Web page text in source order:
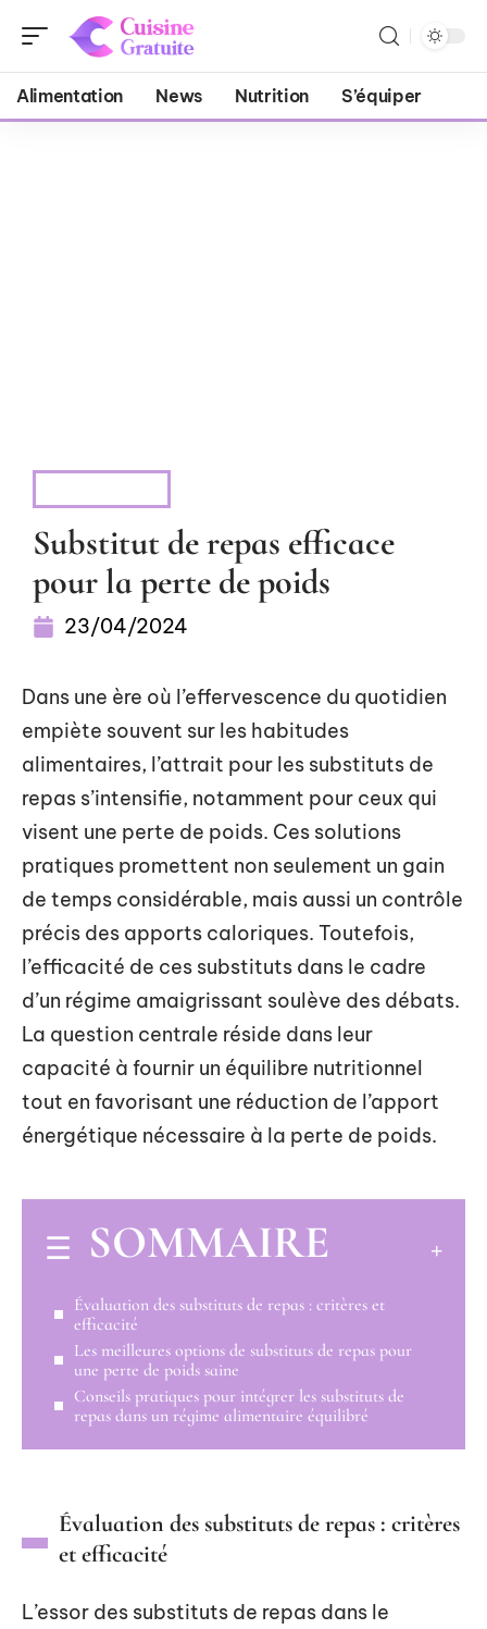
Alimentation News Nutrition S’équiper
Substitut de repas efficace
pour la perte de poids
23/04/2024
Dans une ère où l’effervescence du quotidien
empiète souvent sur les habitudes
alimentaires, l’attrait pour les substituts de
repas s’intensifie, notamment pour ceux qui
visent une perte de poids. Ces solutions
pratiques promettent non seulement un gain
de temps considérable, mais aussi un contrôle
précis des apports caloriques. Toutefois,
l’efficacité de ces substituts dans le cadre
d’un régime amaigrissant soulève des débats.
La question centrale réside dans leur
capacité à fournir un équilibre nutritionnel
tout en favorisant une réduction de l’apport
énergétique nécessaire à la perte de poids.
SOMMAIRE
Évaluation des substituts de repas : critères et
efficacité
Les meilleures options de substituts de repas pour
une perte de poids saine
Conseils pratiques pour intégrer les substituts de
repas dans un régime alimentaire équilibré
Évaluation des substituts de repas : critères
et efficacité
L’essor des substituts de repas dans le